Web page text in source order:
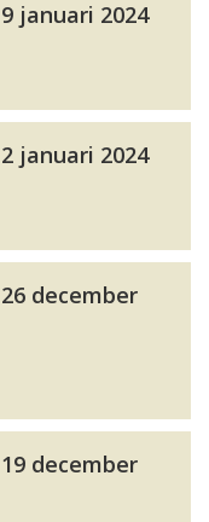
januari 2024
januari 2024
december
december